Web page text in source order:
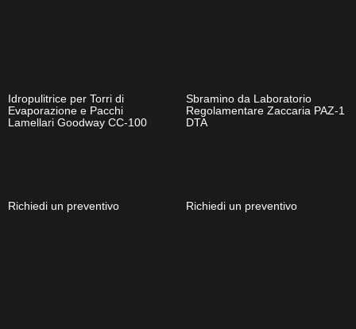
Idropulitrice per Torri di
Evaporazione e Pacchi
Lamellari Goodway CC-100
Richiedi un preventivo
Sbramino da Laboratorio
Regolamentare Zaccaria PAZ-1
DTA
Richiedi un preventivo